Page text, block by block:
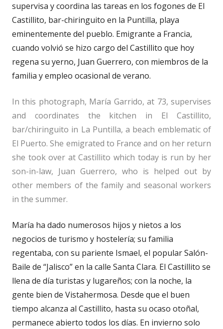
supervisa y coordina las tareas en los fogones de El
Castillito, bar-chiringuito en la Puntilla, playa
eminentemente del pueblo. Emigrante a Francia,
cuando volvió se hizo cargo del Castillito que hoy
regena su yerno, Juan Guerrero, con miembros de la
familia y empleo ocasional de verano.
In this photograph, María Garrido, at 73, supervises
and coordinates the kitchen in El Castillito,
bar/chiringuito in La Puntilla, a beach emblematic of
El Puerto. She emigrated to France and on her return
she took over at Castillito which today is run by her
son-in-law, Juan Guerrero, who is helped out by
other members of the family and seasonal workers
in the summer.
María ha dado numerosos hijos y nietos a los
negocios de turismo y hostelería; su familia
regentaba, con su pariente Ismael, el popular Salón-
Baile de “Jalisco” en la calle Santa Clara. El Castillito se
llena de día turistas y lugareños; con la noche, la
gente bien de Vistahermosa. Desde que el buen
tiempo alcanza al Castillito, hasta su ocaso otoñal,
permanece abierto todos los días. En invierno solo